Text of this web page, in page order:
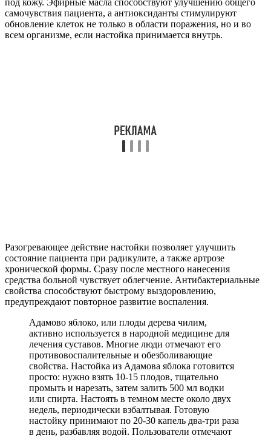
самочувствия пациента, а антиоксиданты стимулируют
обновление клеток не только в области поражения, но и во
всем организме, если настойка принимается внутрь.
Разогревающее действие настойки позволяет улучшить
состояние пациента при радикулите, а также артрозе
хронической формы. Сразу после местного нанесения
средства больной чувствует облегчение. Антибактериальные
свойства способствуют быстрому выздоровлению,
предупреждают повторное развитие воспаления.
Адамово яблоко, или плоды дерева чилим,
активно используется в народной медицине для
лечения суставов. Многие люди отмечают его
противовоспалительные и обезболивающие
свойства. Настойка из Адамова яблока готовится
просто: нужно взять 10-15 плодов, тщательно
промыть и нарезать, затем залить 500 мл водки
или спирта. Настоять в темном месте около двух
недель, периодически взбалтывая. Готовую
настойку принимают по 20-30 капель два-три раза
в день, разбавляя водой. Пользователи отмечают